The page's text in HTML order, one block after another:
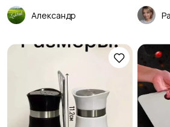
Александр